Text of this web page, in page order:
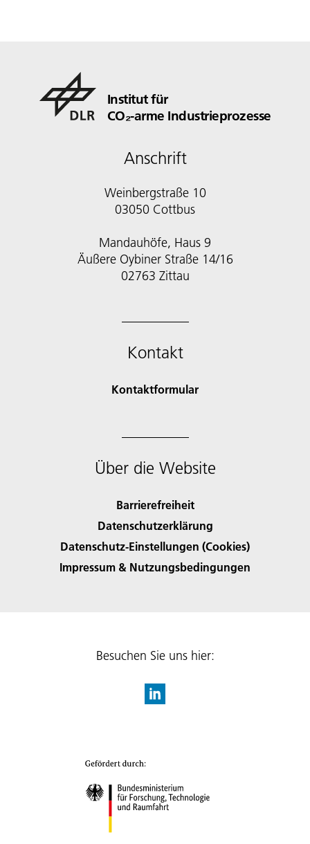
Institut für
CO₂-arme Industrieprozesse
Anschrift
Weinbergstraße 10
03050 Cottbus
Mandauhöfe, Haus 9
Äußere Oybiner Straße 14/16
02763 Zittau
Kontakt
Kontaktformular
Über die Website
Barrierefreiheit
Datenschutzerklärung
Datenschutz-Einstellungen (Cookies)
Impressum & Nutzungsbedingungen
Besuchen Sie uns hier: